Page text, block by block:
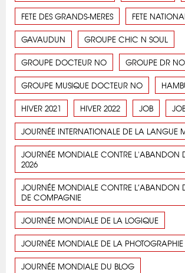
FETE DES GRANDS-MERES FETE
GAVAUDUN GROUPE CHIC N SOUL
GROUPE DOCTEUR NO GROUPE DR NO
GROUPE MUSIQUE DOCTEUR NO
HIVER 2021 HIVER 2022 JOB
JOURNÉE INTERNATIONALE DE LA LANGUE
JOURNÉE MONDIALE CONTRE L'ABANDON
2026
JOURNÉE MONDIALE CONTRE L’ABANDON
DE COMPAGNIE
JOURNÉE MONDIALE DE LA LOGIQUE
JOURNÉE MONDIALE DE LA PHOTOGRAPHIE
JOURNÉE MONDIALE DU BLOG